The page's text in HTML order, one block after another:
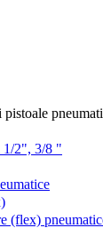
pistoale
1/2", 3/8 "
(flex)